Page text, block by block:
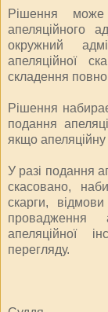
Рішення
апеляційного
окружний
апеляційної
складення
Рішення
подання
якщо
У разі подання
скасовано,
скарги,
провадження
апеляційної
перегляду.